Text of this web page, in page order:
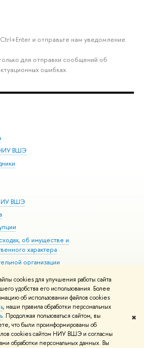
cookies для улучшения работы сайта
удобства его использования. Более
об использовании файлов cookies
, наши правила обработки персональных
. Продолжая пользоваться сайтом, вы
что были проинформированы об
cookies сайтом НИУ ВШЭ и согласны
обработки персональных данных. Вы
✖
и отправьте нам уведомление.
для отправки сообщений об
ошибках.
НИУ ВШЭ
ВШЭ
об имуществе и
характера
организации
здоровья
Адреса и контакты Условия использования
Карта сайта